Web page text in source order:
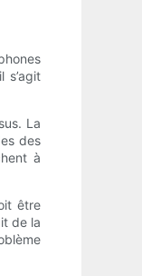
s’agit
La
des
à
être
de la